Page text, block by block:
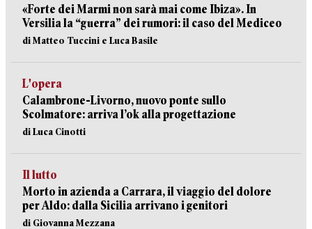
«Forte dei Marmi non sarà mai come Ibiza». In
Versilia la “guerra” dei rumori: il caso del Mediceo
di Matteo Tuccini e Luca Basile
L'opera
Calambrone-Livorno, nuovo ponte sullo
Scolmatore: arriva l’ok alla progettazione
di Luca Cinotti
Il lutto
Morto in azienda a Carrara, il viaggio del dolore
per Aldo: dalla Sicilia arrivano i genitori
di Giovanna Mezzana